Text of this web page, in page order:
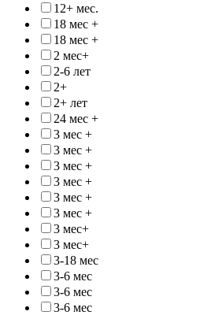
12+ мес.
18 мес +
18 мес +
2 мес+
2-6 лет
2+
2+ лет
24 мес +
3 мес +
3 мес +
3 мес +
3 мес +
3 мес +
3 мес +
3 мес+
3 мес+
3-18 мес
3-6 мес
3-6 мес
3-6 мес